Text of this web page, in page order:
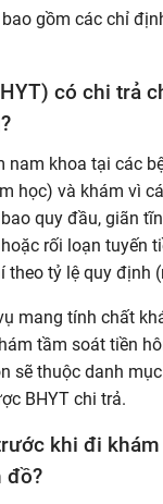
gồm các chỉ
có chi trả
nam khoa tại các
học) và khám vì
quy đầu, giãn
rối loạn tuyến
theo tỷ lệ quy định
mang tính chất
tầm soát tiền
sẽ thuộc danh
BHYT chi trả.
khi đi
đồ?